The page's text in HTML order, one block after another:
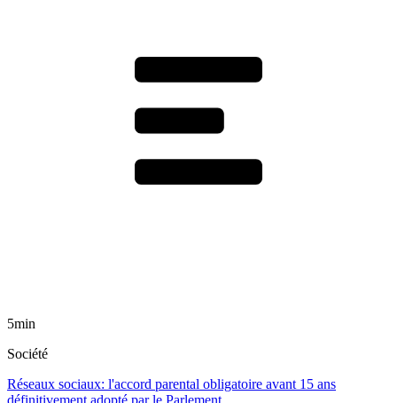
5min
Société
Réseaux sociaux: l'accord parental obligatoire avant 15 ans